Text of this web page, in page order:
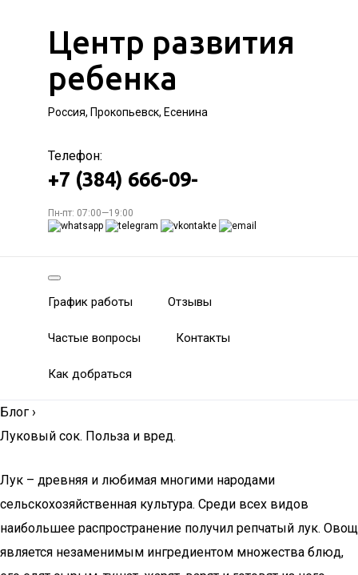
Центр развития
ребенка
Россия, Прокопьевск, Есенина
Телефон:
+7 (384) 666-09-
Пн-пт: 07:00—19:00
График работы Отзывы
Частые вопросы Контакты
Как добраться
Блог ›
Луковый сок. Польза и вред.
Лук – древняя и любимая многими народами
сельскохозяйственная культура. Среди всех видов
наибольшее распространение получил репчатый лук. Овощ
является незаменимым ингредиентом множества блюд,